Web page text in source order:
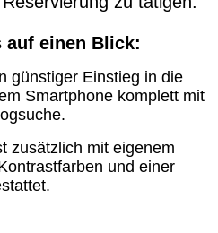
auf einen Blick:
günstiger Einstieg in die
Smartphone komplett mit
zusätzlich mit eigenem
und einer